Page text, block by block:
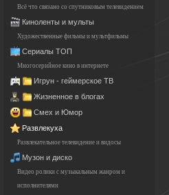
Всё что связано со спутниковым телевидением
Киноленты и мульты
Художественные фильмы и мультфильмы
Сериалы ТОП
Многосерийное кино в интернете
Игрун - геймерское ТВ
Жизненное в блогах
Смех и Юмор
Развлекуха
Развлекательное телевидение и видосы
Музон и диско
Видео ролики с музыкальным жанром и
исполнителями